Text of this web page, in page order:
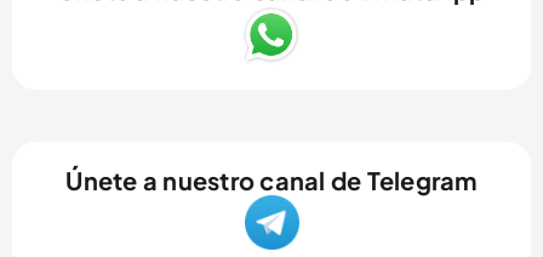
Únete a nuestro canal de Telegram